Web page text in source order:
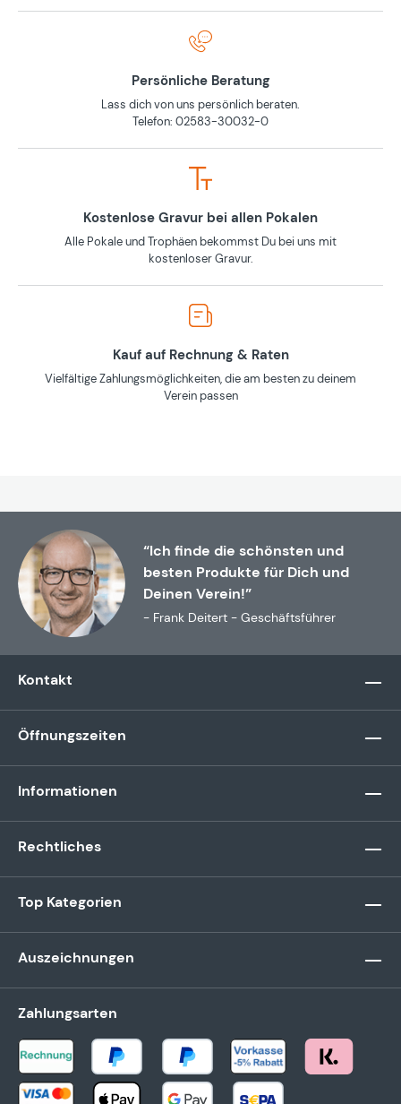
Persönliche Beratung
Lass dich von uns persönlich beraten.
Telefon: 02583-30032-0
Kostenlose Gravur bei allen Pokalen
Alle Pokale und Trophäen bekommst Du bei uns mit
kostenloser Gravur.
Kauf auf Rechnung & Raten
Vielfältige Zahlungsmöglichkeiten, die am besten zu deinem
Verein passen
“Ich finde die schönsten und
besten Produkte für Dich und
Deinen Verein!”
- Frank Deitert - Geschäftsführer
Kontakt
Öffnungszeiten
Informationen
Rechtliches
Top Kategorien
Auszeichnungen
Zahlungsarten